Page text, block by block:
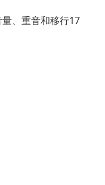
、重音和移行17